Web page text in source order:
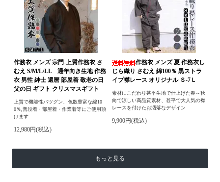
作務衣 メンズ 宗門-上質作務衣 さ
むえ S/M/L/LL 通年向き生地 作務
衣 男性 紳士 還暦 部屋着 敬老の日
父の日 ギフト クリスマスギフト
上質で機能性バツグン、色数豊富な綿10
0％,普段着・部屋着・作業着等にご使用頂
けます
12,980円(税込)
作務衣 メンズ 夏 作務衣し
じら織り さむえ 綿100％ 黒ストラ
イプ襟レース オリジナル Ｓ-7Ｌ
素材にこだわり甚平生地で仕上げた春～秋
向で涼しい高品質素材、甚平で大人気の襟
レースを付けたお洒落なデザイン
9,900円(税込)
もっと見る